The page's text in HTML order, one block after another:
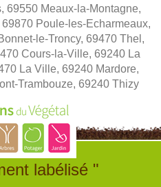
69550 Meaux-la-Montagne,
Poule-les-Echarmeaux,
le-Troncy, 69470 Thel,
Cours-la-Ville, 69240 La
La Ville, 69240 Mardore,
Trambouze, 69240 Thizy
labélisé "